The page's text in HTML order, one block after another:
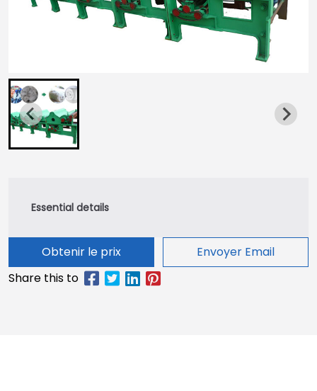
Obtenir le prix Envoyer Email